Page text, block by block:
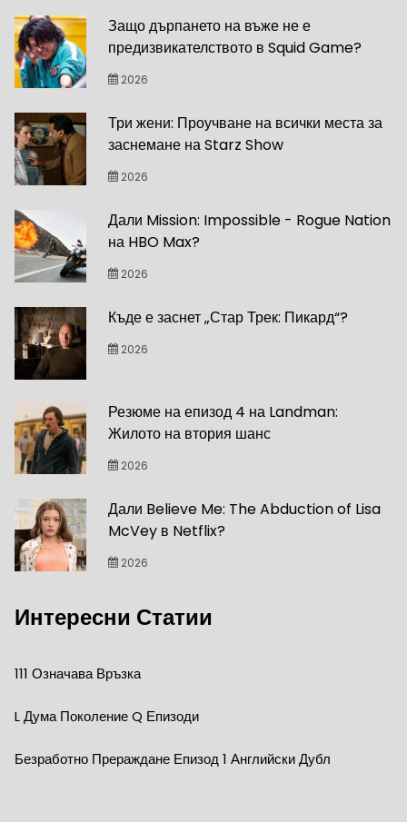
Защо дърпането на въже не е
предизвикателството в Squid Game?
2026
Три жени: Проучване на всички места за
заснемане на Starz Show
2026
Дали Mission: Impossible - Rogue Nation
на HBO Max?
2026
Къде е заснет „Стар Трек: Пикард“?
2026
Резюме на епизод 4 на Landman:
Жилото на втория шанс
2026
Дали Believe Me: The Abduction of Lisa
McVey в Netflix?
2026
Интересни Статии
111 Означава Връзка
L Дума Поколение Q Епизоди
Безработно Прераждане Епизод 1 Английски Дубл